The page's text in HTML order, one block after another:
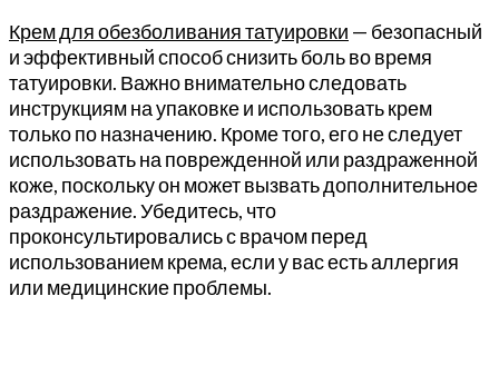
странице
товара.
Крем для обезболивания татуировки — безопасный
и эффективный способ снизить боль во время
татуировки. Важно внимательно следовать
инструкциям на упаковке и использовать крем
только по назначению. Кроме того, его не следует
использовать на поврежденной или раздраженной
коже, поскольку он может вызвать дополнительное
раздражение. Убедитесь, что
проконсультировались с врачом перед
использованием крема, если у вас есть аллергия
или медицинские проблемы.